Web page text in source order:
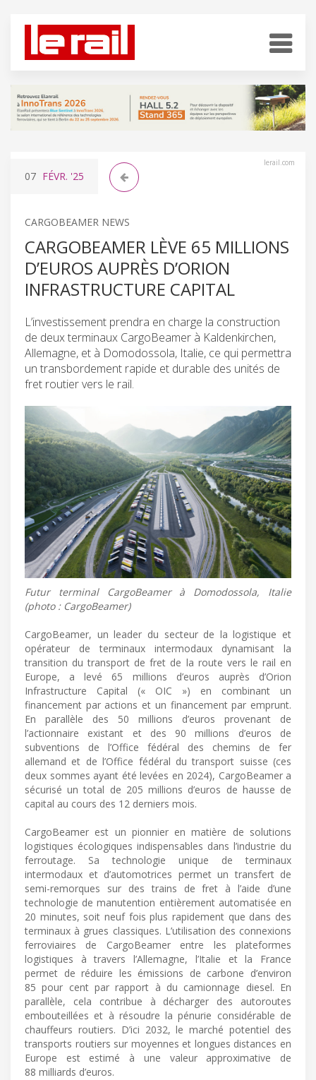
lerail.com
07 FÉVR. '25
CARGOBEAMER NEWS
CARGOBEAMER LÈVE 65 MILLIONS
D’EUROS AUPRÈS D’ORION
INFRASTRUCTURE CAPITAL
L’investissement prendra en charge la construction
de deux terminaux CargoBeamer à Kaldenkirchen,
Allemagne, et à Domodossola, Italie, ce qui permettra
un transbordement rapide et durable des unités de
fret routier vers le rail.
Futur terminal CargoBeamer à Domodossola, Italie
(photo : CargoBeamer)
CargoBeamer, un leader du secteur de la logistique et
opérateur de terminaux intermodaux dynamisant la
transition du transport de fret de la route vers le rail en
Europe, a levé 65 millions d’euros auprès d’Orion
Infrastructure Capital (« OIC ») en combinant un
financement par actions et un financement par emprunt.
En parallèle des 50 millions d’euros provenant de
l’actionnaire existant et des 90 millions d’euros de
subventions de l’Office fédéral des chemins de fer
allemand et de l’Office fédéral du transport suisse (ces
deux sommes ayant été levées en 2024), CargoBeamer a
sécurisé un total de 205 millions d’euros de hausse de
capital au cours des 12 derniers mois.
CargoBeamer est un pionnier en matière de solutions
logistiques écologiques indispensables dans l’industrie du
ferroutage. Sa technologie unique de terminaux
intermodaux et d’automotrices permet un transfert de
semi-remorques sur des trains de fret à l’aide d’une
technologie de manutention entièrement automatisée en
20 minutes, soit neuf fois plus rapidement que dans des
terminaux à grues classiques. L’utilisation des connexions
ferroviaires de CargoBeamer entre les plateformes
logistiques à travers l’Allemagne, l’Italie et la France
permet de réduire les émissions de carbone d’environ
85 pour cent par rapport à du camionnage diesel. En
parallèle, cela contribue à décharger des autoroutes
embouteillées et à résoudre la pénurie considérable de
chauffeurs routiers. D’ici 2032, le marché potentiel des
transports routiers sur moyennes et longues distances en
Europe est estimé à une valeur approximative de
88 milliards d’euros.